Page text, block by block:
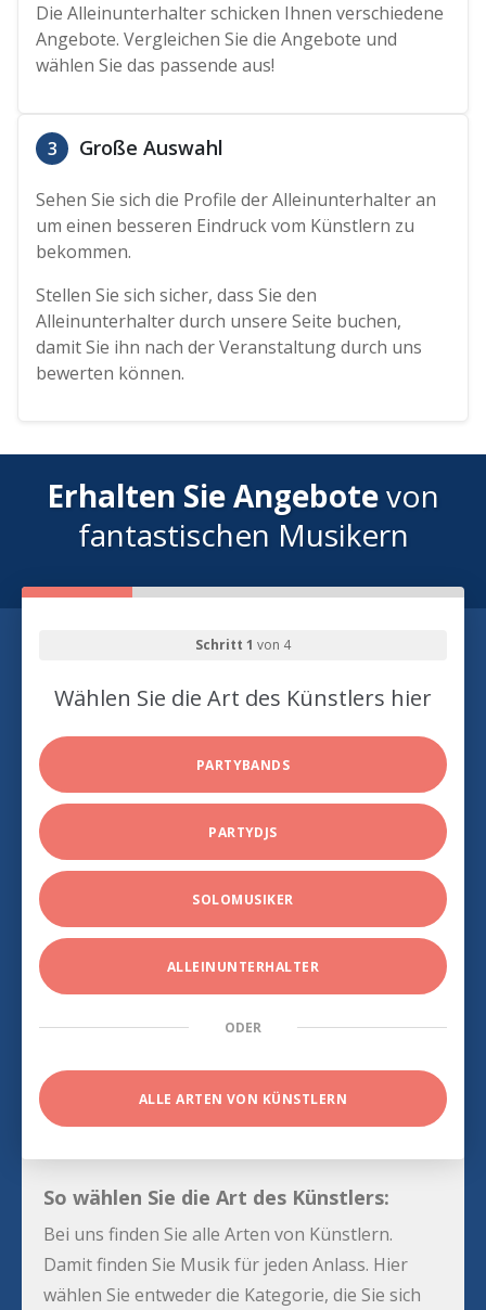
Die Alleinunterhalter schicken Ihnen verschiedene
Angebote. Vergleichen Sie die Angebote und
wählen Sie das passende aus!
3 Große Auswahl
Sehen Sie sich die Profile der Alleinunterhalter an
um einen besseren Eindruck vom Künstlern zu
bekommen.
Stellen Sie sich sicher, dass Sie den
Alleinunterhalter durch unsere Seite buchen,
damit Sie ihn nach der Veranstaltung durch uns
bewerten können.
Erhalten Sie Angebotevon
fantastischen Musikern
Schritt 1 von 4
Wählen Sie die Art des Künstlers hier
PARTYBANDS
PARTYDJS
SOLOMUSIKER
ALLEINUNTERHALTER
ODER
ALLE ARTEN VON KÜNSTLERN
So wählen Sie die Art des Künstlers:
Bei uns finden Sie alle Arten von Künstlern.
Damit finden Sie Musik für jeden Anlass. Hier
wählen Sie entweder die Kategorie, die Sie sich